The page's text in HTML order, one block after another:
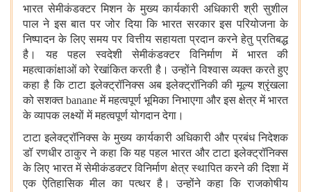
भारत सेमीकंडक्टर मिशन के मुख्य कार्यकारी अधिकारी श्री सुशील
पाल ने इस बात पर जोर दिया कि भारत सरकार इस परियोजना के
निष्पादन के लिए समय पर वित्तीय सहायता प्रदान करने हेतु प्रतिबद्ध
है। यह पहल स्वदेशी सेमीकंडक्टर विनिर्माण में भारत की
महत्वाकांक्षाओं को रेखांकित करती है। उन्होंने विश्वास व्यक्त करते हुए
कहा है कि टाटा इलेक्ट्रॉनिक्स अब इलेक्ट्रॉनिकी की मूल्य श्रृंखला
को सशक्त banane में महत्वपूर्ण भूमिका निभाएगा और इस क्षेत्र में भारत
के व्यापक लक्ष्यों में महत्वपूर्ण योगदान देगा।
टाटा इलेक्ट्रॉनिक्स के मुख्य कार्यकारी अधिकारी और प्रबंध निदेशक
डॉ रणधीर ठाकुर ने कहा कि यह पहल भारत और टाटा इलेक्ट्रॉनिक्स
के लिए भारत में सेमीकंडक्टर विनिर्माण क्षेत्र स्थापित करने की दिशा में
एक ऐतिहासिक मील का पत्थर है। उन्होंने कहा कि राजकोषीय